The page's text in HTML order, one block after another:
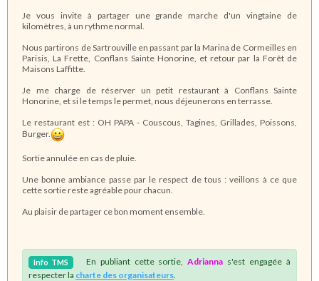
Je vous invite à partager une grande marche d'un vingtaine de
kilomètres, à un rythme normal.
Nous partirons de Sartrouville en passant par la Marina de Cormeilles en
Parisis, La Frette, Conflans Sainte Honorine, et retour par la Forêt de
Maisons Laffitte.
Je me charge de réserver un petit restaurant à Conflans Sainte
Honorine, et si le temps le permet, nous déjeunerons en terrasse.
Le restaurant est : OH PAPA - Couscous, Tagines, Grillades, Poissons,
Burger.
Sortie annulée en cas de pluie.
Une bonne ambiance passe par le respect de tous : veillons à ce que
cette sortie reste agréable pour chacun.
Au plaisir de partager ce bon moment ensemble.
Info TMS En publiant cette sortie,Adrianna s'est engagée à
respecter la charte des organisateurs